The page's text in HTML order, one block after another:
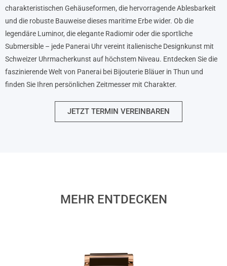
charakteristischen Gehäuseformen, die hervorragende Ablesbarkeit
und die robuste Bauweise dieses maritime Erbe wider. Ob die
legendäre Luminor, die elegante Radiomir oder die sportliche
Submersible – jede Panerai Uhr vereint italienische Designkunst mit
Schweizer Uhrmacherkunst auf höchstem Niveau. Entdecken Sie die
faszinierende Welt von Panerai bei Bijouterie Bläuer in Thun und
finden Sie Ihren persönlichen Zeitmesser mit Charakter.
JETZT TERMIN VEREINBAREN
MEHR ENTDECKEN